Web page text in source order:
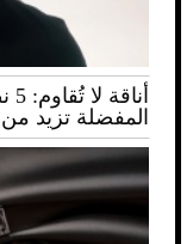
المفضلة تزيد